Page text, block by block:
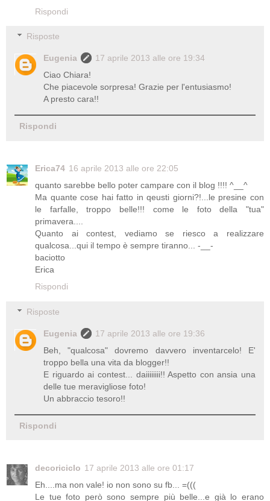
Rispondi
Risposte
Eugenia
17 aprile 2013 alle ore 19:34
Ciao Chiara!
Che piacevole sorpresa! Grazie per l'entusiasmo!
A presto cara!!
Rispondi
Erica74 16 aprile 2013 alle ore 22:05
quanto sarebbe bello poter campare con il blog !!!! ^__^
Ma quante cose hai fatto in qeusti giorni?!...le presine con
le farfalle, troppo belle!!! come le foto della "tua"
primavera....
Quanto ai contest, vediamo se riesco a realizzare
qualcosa...qui il tempo è sempre tiranno... -__-
baciotto
Erica
Rispondi
Risposte
Eugenia
17 aprile 2013 alle ore 19:36
Beh, "qualcosa" dovremo davvero inventarcelo! E'
troppo bella una vita da blogger!!
E riguardo ai contest... daiiiiiiii!! Aspetto con ansia una
delle tue meravigliose foto!
Un abbraccio tesoro!!
Rispondi
decoriciclo 17 aprile 2013 alle ore 01:17
Eh....ma non vale! io non sono su fb... =(((
Le tue foto però sono sempre più belle...e già lo erano